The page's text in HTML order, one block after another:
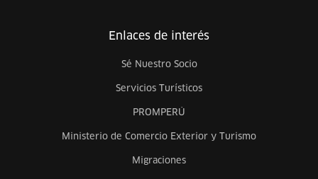
Enlaces de interés
Sé Nuestro Socio
Servicios Turísticos
PROMPERÚ
Ministerio de Comercio Exterior y Turismo
Migraciones